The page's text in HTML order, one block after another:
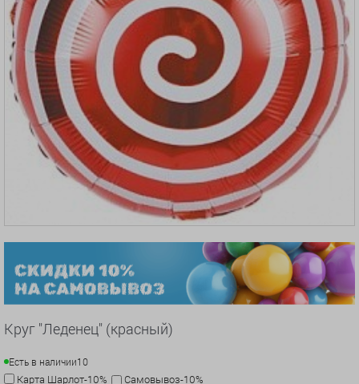
Круг "Леденец" (красный)
Есть в наличии10
Карта Шарлот-10% Самовывоз-10%